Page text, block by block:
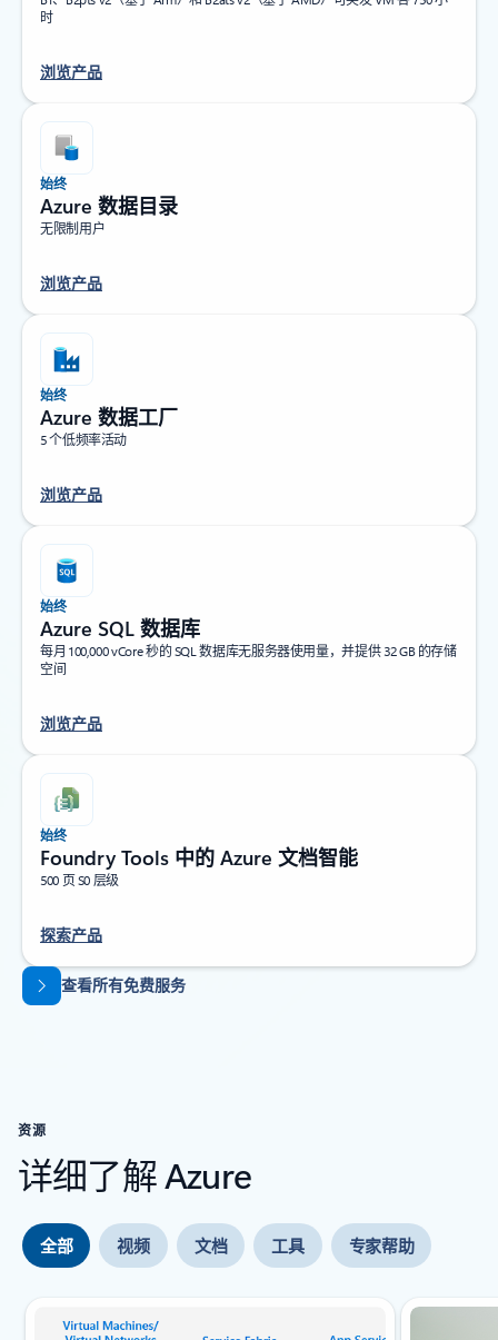
时
浏览产品
始终
Azure 数据目录
无限制用户
浏览产品
始终
Azure 数据工厂
5 个低频率活动
浏览产品
始终
Azure SQL 数据库
每月 100,000 vCore 秒的 SQL 数据库无服务器使用量，并提供 32 GB 的存储
空间
浏览产品
始终
Foundry Tools 中的 Azure 文档智能
500 页 S0 层级
探索产品
返回标签页查看所有免费服务
资源
详细了解 Azure
全部 视频 文档 工具 专家帮助
幻灯片 {0} {1} 指示器